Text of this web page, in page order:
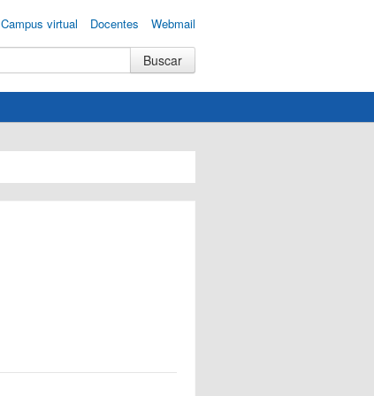
Campus virtual Docentes Webmail